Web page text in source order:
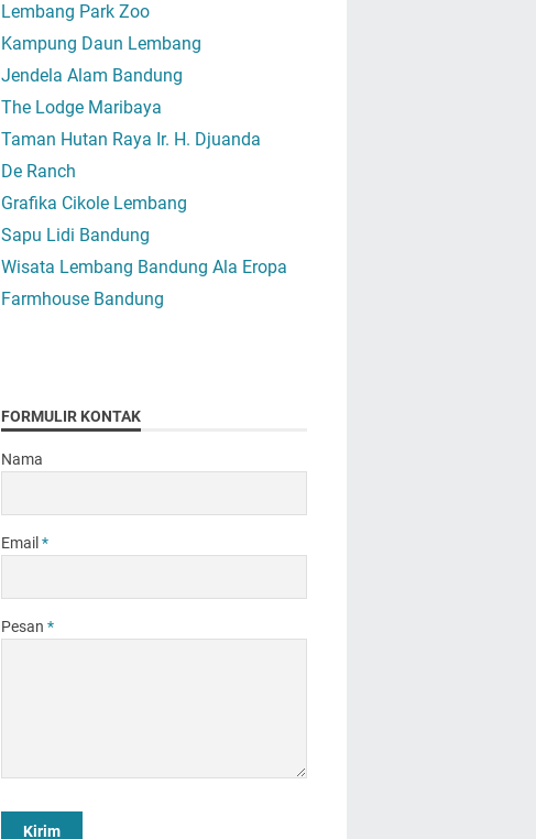
Lembang Park Zoo
Kampung Daun Lembang
Jendela Alam Bandung
The Lodge Maribaya
Taman Hutan Raya Ir. H. Djuanda
De Ranch
Grafika Cikole Lembang
Sapu Lidi Bandung
Wisata Lembang Bandung Ala Eropa
Farmhouse Bandung
FORMULIR KONTAK
Nama
Email *
Pesan *